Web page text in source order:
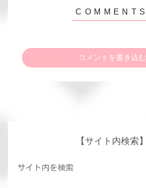
コメントを書き込む
【サイト内検索】